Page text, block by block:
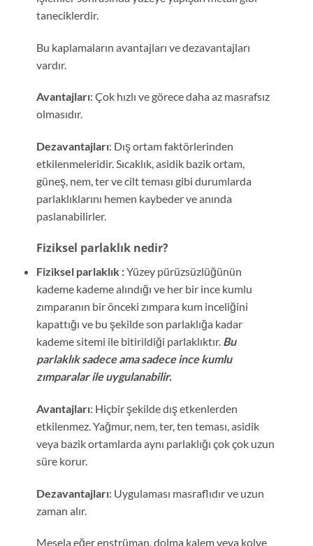
taneciklerdir.
Bu kaplamaların avantajları ve dezavantajları
vardır.
Avantajları: Çok hızlı ve görece daha az masrafsız
olmasıdır.
Dezavantajları: Dış ortam faktörlerinden
etkilenmeleridir. Sıcaklık, asidik bazik ortam,
güneş, nem, ter ve cilt teması gibi durumlarda
parlaklıklarını hemen kaybeder ve anında
paslanabilirler.
Fiziksel parlaklık nedir?
Fiziksel parlaklık :Yüzey pürüzsüzlüğünün
kademe kademe alındığı ve her bir ince kumlu
zımparanın bir önceki zımpara kum inceliğini
kapattığı ve bu şekilde son parlaklığa kadar
kademe sitemi ile bitirildiği parlaklıktır. Bu
parlaklık sadece ama sadece ince kumlu
zımparalar ile uygulanabilir.
Avantajları: Hiçbir şekilde dış etkenlerden
etkilenmez. Yağmur, nem, ter, ten teması, asidik
veya bazik ortamlarda aynı parlaklığı çok çok uzun
süre korur.
Dezavantajları: Uygulaması masraflıdır ve uzun
zaman alır.
Mesela eğer enstrüman, dolma kalem veya kolye